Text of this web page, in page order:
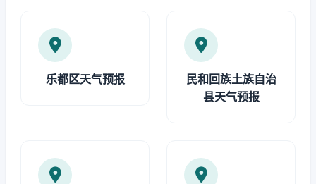
乐都区天气预报
民和回族土族自治
县天气预报